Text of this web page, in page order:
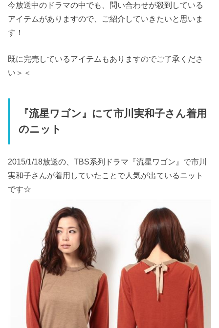
今放送中のドラマの中でも、問い合わせが殺到している
アイテムがありますので、ご紹介していきたいと思いま
す！
既に完売しているアイテムもありますのでご了承くださ
い＞＜
『流星ワゴン』にて市川実和子さん着用
のニット
2015/1/18放送の、TBS系列ドラマ『流星ワゴン』で市川
実和子さんが着用していたことで人気が出ているニット
です☆